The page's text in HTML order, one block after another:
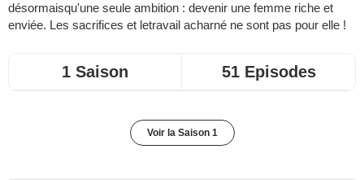
désormaisqu'une seule ambition : devenir une femme riche et
enviée. Les sacrifices et letravail acharné ne sont pas pour elle !
1 Saison 51 Episodes
Voir la Saison 1